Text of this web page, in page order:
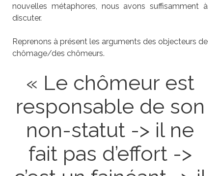
nouvelles métaphores, nous avons suffisamment à
discuter.
Reprenons à présent les arguments des objecteurs de
chômage/des chômeurs.
« Le chômeur est
responsable de son
non-statut -> il ne
fait pas d’effort ->